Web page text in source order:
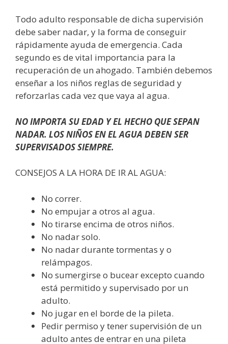
Todo adulto responsable de dicha supervisión
debe saber nadar, y la forma de conseguir
rápidamente ayuda de emergencia. Cada
segundo es de vital importancia para la
recuperación de un ahogado. También debemos
enseñar a los niños reglas de seguridad y
reforzarlas cada vez que vaya al agua.
NO IMPORTA SU EDAD Y EL HECHO QUE SEPAN
NADAR. LOS NIÑOS EN EL AGUA DEBEN SER
SUPERVISADOS SIEMPRE.
CONSEJOS A LA HORA DE IR AL AGUA:
No correr.
No empujar a otros al agua.
No tirarse encima de otros niños.
No nadar solo.
No nadar durante tormentas y o
relámpagos.
No sumergirse o bucear excepto cuando
está permitido y supervisado por un
adulto.
No jugar en el borde de la pileta.
Pedir permiso y tener supervisión de un
adulto antes de entrar en una pileta